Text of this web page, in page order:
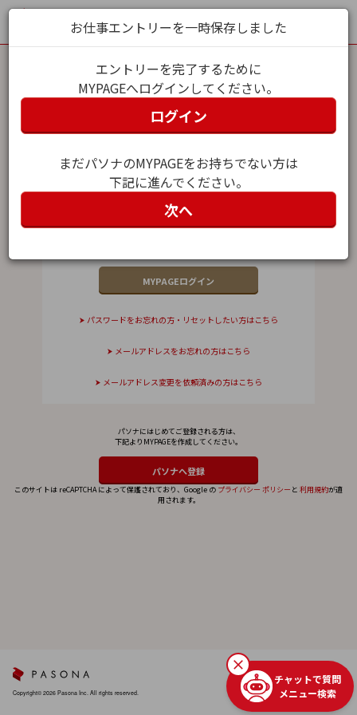
MYPAGEログイン
パスワード
パスワードをお忘れの方・リセットしたい方はこちら
メールアドレスをお忘れの方はこちら
メールアドレス変更を依頼済みの方はこちら
パソナにはじめてご登録される方は、
下記よりMYPAGEを作成してください。
このサイトは reCAPTCHA によって保護されており、Google の プライバシー ポリシー と 利用規約が適
用されます。
お仕事エントリーを一時保存しました
エントリーを完了するために
MYPAGEへログインしてください。
ログイン
まだパソナのMYPAGEをお持ちでない方は
下記に進んでください。
次へ
Copyright© 2026 Pasona Inc. All rights reserved.
チャットで質問
メニュー検索